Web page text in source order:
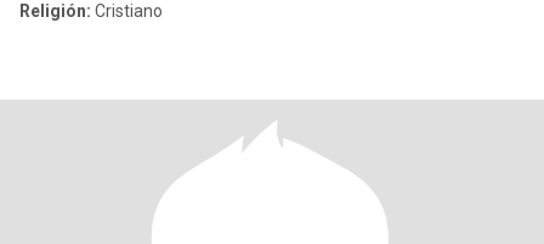
Religión: Cristiano